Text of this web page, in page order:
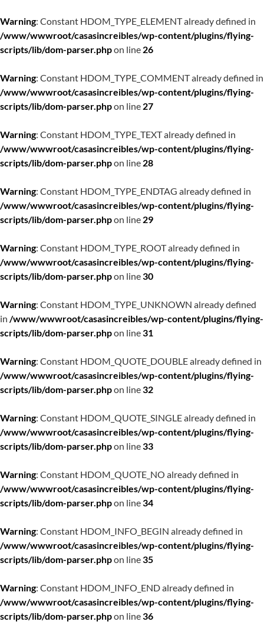
Warning: Constant HDOM_TYPE_ELEMENT already defined in
/www/wwwroot/casasincreibles/wp-content/plugins/flying-
scripts/lib/dom-parser.phpon line 26
Warning: Constant HDOM_TYPE_COMMENT already defined in
/www/wwwroot/casasincreibles/wp-content/plugins/flying-
scripts/lib/dom-parser.phpon line 27
Warning: Constant HDOM_TYPE_TEXT already defined in
/www/wwwroot/casasincreibles/wp-content/plugins/flying-
scripts/lib/dom-parser.phpon line 28
Warning: Constant HDOM_TYPE_ENDTAG already defined in
/www/wwwroot/casasincreibles/wp-content/plugins/flying-
scripts/lib/dom-parser.phpon line 29
Warning: Constant HDOM_TYPE_ROOT already defined in
/www/wwwroot/casasincreibles/wp-content/plugins/flying-
scripts/lib/dom-parser.phpon line30
Warning: Constant HDOM_TYPE_UNKNOWN already defined
in /www/wwwroot/casasincreibles/wp-content/plugins/flying-
scripts/lib/dom-parser.phpon line31
Warning: Constant HDOM_QUOTE_DOUBLE already defined in
/www/wwwroot/casasincreibles/wp-content/plugins/flying-
scripts/lib/dom-parser.phpon line32
Warning: Constant HDOM_QUOTE_SINGLE already defined in
/www/wwwroot/casasincreibles/wp-content/plugins/flying-
scripts/lib/dom-parser.phpon line33
Warning: Constant HDOM_QUOTE_NO already defined in
/www/wwwroot/casasincreibles/wp-content/plugins/flying-
scripts/lib/dom-parser.phpon line34
Warning: Constant HDOM_INFO_BEGIN already defined in
/www/wwwroot/casasincreibles/wp-content/plugins/flying-
scripts/lib/dom-parser.phpon line35
Warning: Constant HDOM_INFO_END already defined in
/www/wwwroot/casasincreibles/wp-content/plugins/flying-
scripts/lib/dom-parser.phpon line36